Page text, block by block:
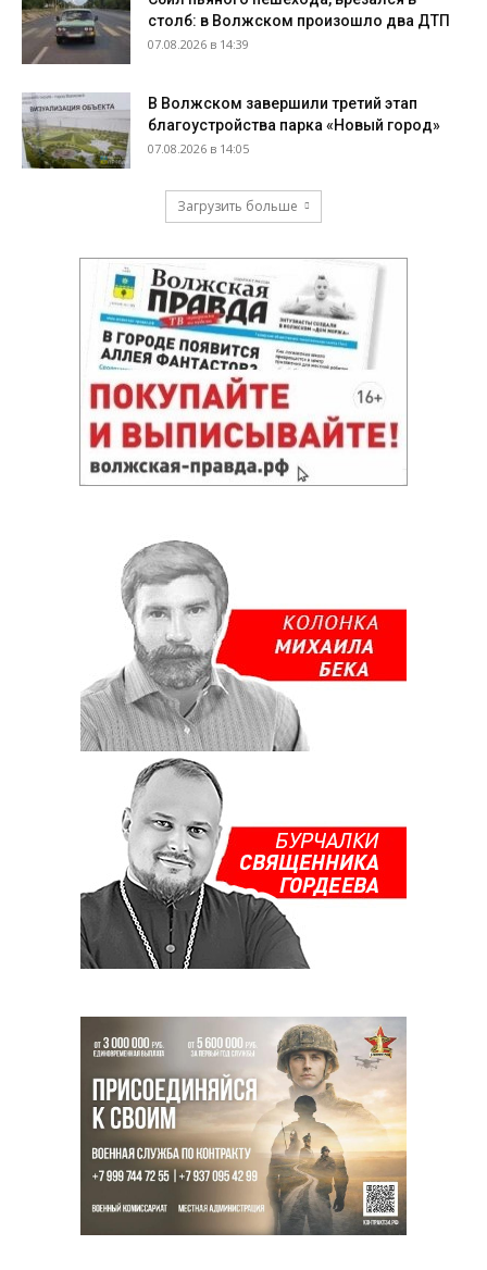
столб: в Волжском произошло два ДТП
07.08.2026 в 14:39
В Волжском завершили третий этап
благоустройства парка «Новый город»
07.08.2026 в 14:05
Загрузить больше